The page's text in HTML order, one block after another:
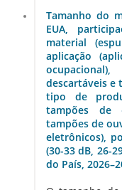
Tamanho do
EUA,
material
aplicação
descartáveis e
tipo de
tampões de
tampões de
eletrônicos),
(30-33 dB, 26-
do País,